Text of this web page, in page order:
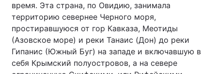
время. Эта страна, по Овидию, занимала
территорию севернее Черного моря,
простиравшуюся от гор Кавказа, Меотиды
(Азовское море) и реки Танаис (Дон) до реки
Гипанис (Южный Буг) на западе и включавшую в
себя Крымский полуостровов, а на севере